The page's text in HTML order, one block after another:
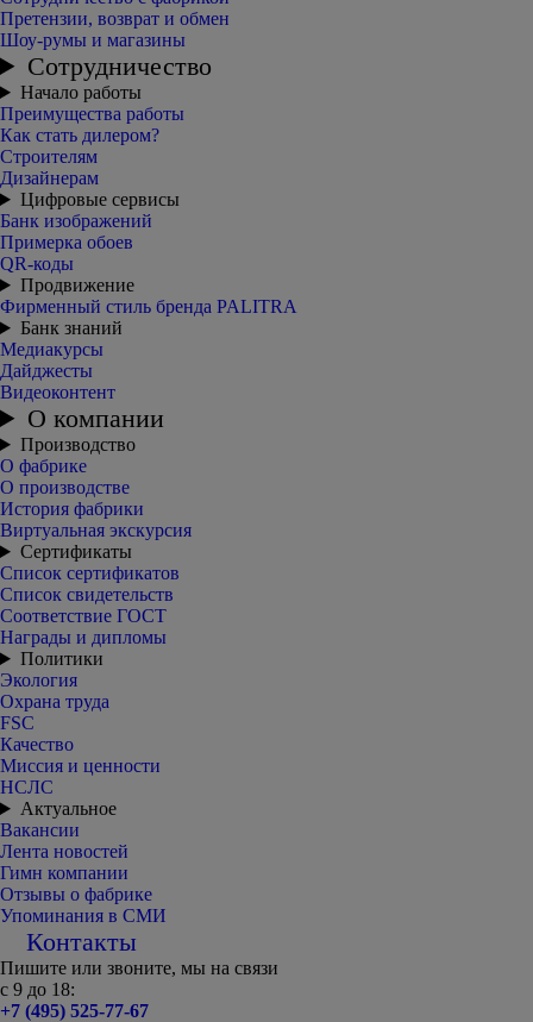
Претензии, возврат и обмен
Шоу-румы и магазины
Сотрудничество
Начало работы
Преимущества работы
Как стать дилером?
Строителям
Дизайнерам
Цифровые сервисы
Банк изображений
Примерка обоев
QR-коды
Продвижение
Фирменный стиль бренда PALITRA
Банк знаний
Медиакурсы
Дайджесты
Видеоконтент
О компании
Производство
О фабрике
О производстве
История фабрики
Виртуальная экскурсия
Сертификаты
Список сертификатов
Список свидетельств
Соответствие ГОСТ
Награды и дипломы
Политики
Экология
Охрана труда
FSC
Качество
Миссия и ценности
НСЛС
Актуальное
Вакансии
Лента новостей
Гимн компании
Отзывы о фабрике
Упоминания в СМИ
Контакты
Пишите или звоните, мы на связи
с 9 до 18:
+7 (495) 525-77-67